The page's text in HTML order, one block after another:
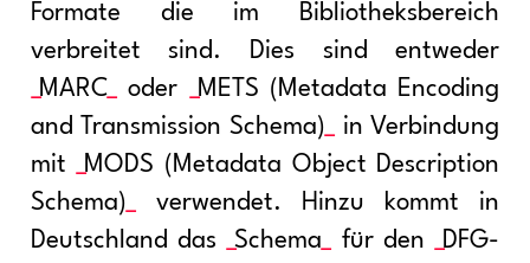
Formate die im Bibliotheksbereich
verbreitet sind. Dies sind entweder
MARC oder
METS (Metadata Encoding
and Transmission Schema)
in Verbindung
mit MODS (Metadata Object Description
Schema) verwendet. Hinzu kommt in
Deutschland das Schema für den DFG-